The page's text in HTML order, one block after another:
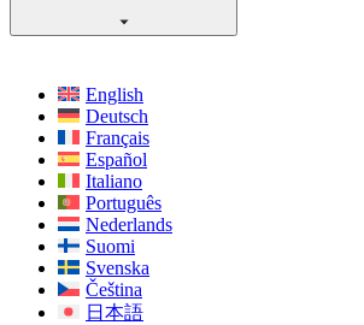
English
Deutsch
Français
Español
Italiano
Português
Nederlands
Suomi
Svenska
Čeština
日本語